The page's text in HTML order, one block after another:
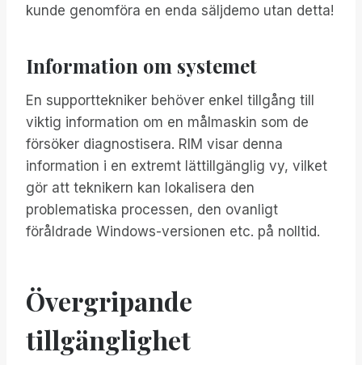
kunde genomföra en enda säljdemo utan detta!
Information om systemet
En supporttekniker behöver enkel tillgång till
viktig information om en målmaskin som de
försöker diagnostisera. RIM visar denna
information i en extremt lättillgänglig vy, vilket
gör att teknikern kan lokalisera den
problematiska processen, den ovanligt
föråldrade Windows-versionen etc. på nolltid.
Övergripande
tillgänglighet